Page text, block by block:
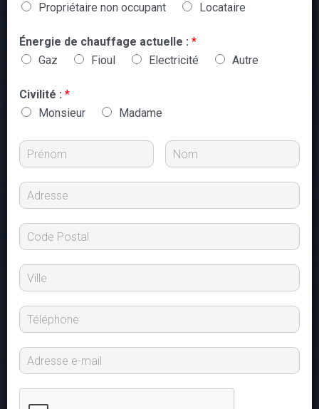
Propriétaire non occupant
Locataire
Énergie de chauffage actuelle : *
Gaz
Fioul Electricité Autre
Civilité : *
Monsieur
Madame